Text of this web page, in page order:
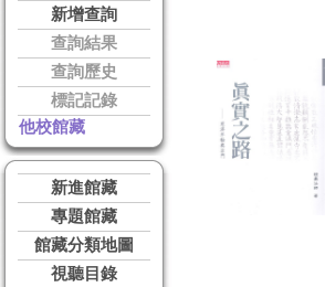
新增查詢
查詢結果
查詢歷史
標記記錄
他校館藏
新進館藏
專題館藏
館藏分類地圖
視聽目錄